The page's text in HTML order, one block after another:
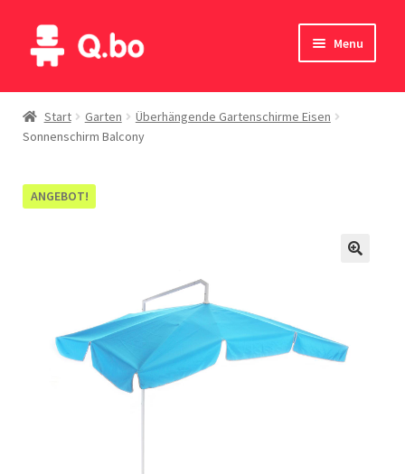
Skip
to
Skip
to
Menu
Home
Blog
Produkte
English
Start Garten
Überhängende Gartenschirme Eisen
Sonnenschirm Balcony
ANGEBOT!